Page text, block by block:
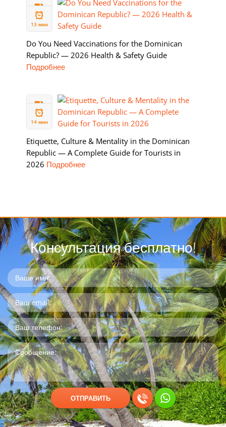
2026
13 мин
Do You Need Vaccinations for the Dominican
Republic? — 2026 Health & Safety Guide
Подробнее
2026
14 мин
Etiquette, Culture & Mentality in the Dominican
Republic — A Complete Guide for Tourists in
2026 Подробнее
Консультация бесплатно!